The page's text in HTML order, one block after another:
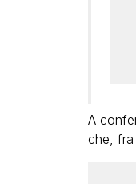
A
che, fra